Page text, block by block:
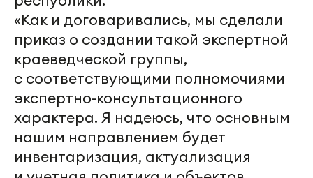
«Как и договаривались, мы сделали
приказ о создании такой экспертной
краеведческой группы,
с соответствующими полномочиями
экспертно-консультационного
характера. Я надеюсь, что основным
нашим направлением будет
инвентаризация, актуализация